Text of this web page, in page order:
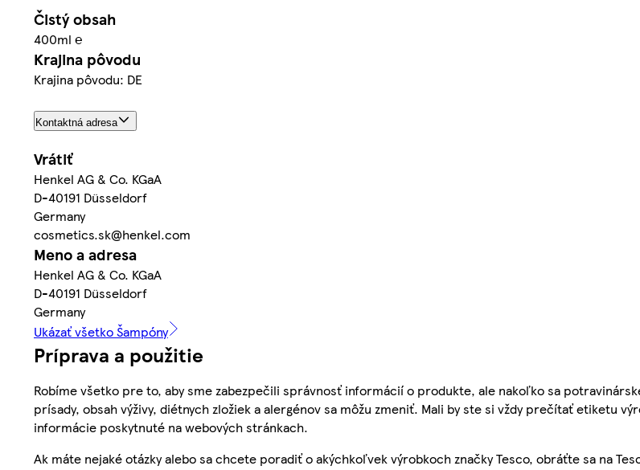
Čistý obsah
400ml ℮
Krajina pôvodu
Krajina pôvodu: DE
Kontaktná adresa
Vrátiť
Henkel AG & Co. KGaA
D-40191 Düsseldorf
Germany
cosmetics.sk@henkel.com
Meno a adresa
Henkel AG & Co. KGaA
D-40191 Düsseldorf
Germany
Ukázať všetko Šampóny
Príprava a použitie
Robíme všetko pre to, aby sme zabezpečili správnosť informácií o produkte, ale nakoľko sa
prísady, obsah výživy, diétnych zložiek a alergénov sa môžu zmeniť. Mali by ste si vždy prečítať etiketu
informácie poskytnuté na webových stránkach.
Ak máte nejaké otázky alebo sa chcete poradiť o akýchkoľvek výrobkoch značky Tesco, obráťte sa na